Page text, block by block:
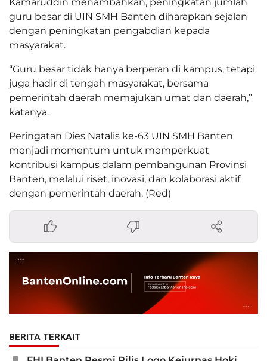
Kamaruddin menambahkan, peningkatan jumlah
guru besar di UIN SMH Banten diharapkan sejalan
dengan peningkatan pengabdian kepada
masyarakat.
“Guru besar tidak hanya berperan di kampus, tetapi
juga hadir di tengah masyarakat, bersama
pemerintah daerah memajukan umat dan daerah,”
katanya.
Peringatan Dies Natalis ke-63 UIN SMH Banten
menjadi momentum untuk memperkuat
kontribusi kampus dalam pembangunan Provinsi
Banten, melalui riset, inovasi, dan kolaborasi aktif
dengan pemerintah daerah. (Red)
BERITA TERKAIT